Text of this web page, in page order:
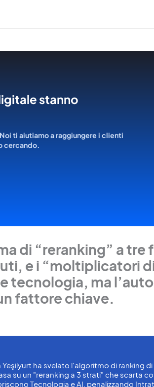
stanno
ti aiutiamo a raggiungere i clienti
cercando.
di “reranking” a tre
e i “moltiplicatori
tecnologia, ma
fattore chiave.
ha svelato l'algoritmo di ranking di
su un "reranking a 3 strati" che scarta
Tecnologia e AI, penalizzando